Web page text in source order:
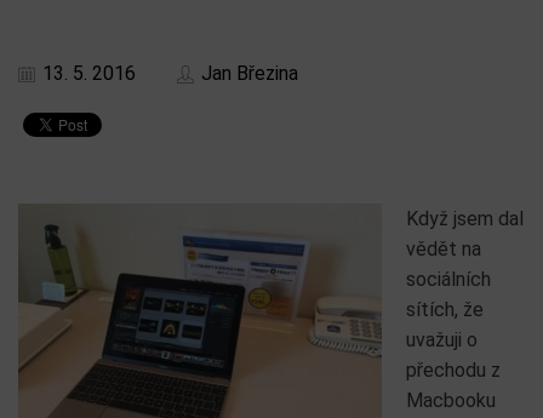
13. 5. 2016 Jan Březina
Když jsem dal
vědět na
sociálních
sítích, že
uvažuji o
přechodu z
Macbooku